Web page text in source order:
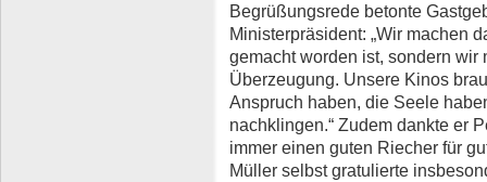
Begrüßungsrede betonte
Ministerpräsident: „Wir machen
gemacht worden ist, sondern
Überzeugung. Unsere Kinos
Anspruch haben, die Seele
nachklingen.“ Zudem dankte er
immer einen guten Riecher für
Müller selbst gratulierte